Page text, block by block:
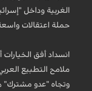
الغربية وداخل
حملة اعتقالات واسعة
انسداد أفق
ملامح التطبيع
وتجاه "عدو مشترك"